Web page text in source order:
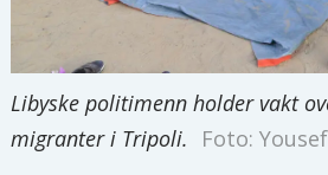
Libyske politimenn holder vakt
migranter i Tripoli.
Foto: